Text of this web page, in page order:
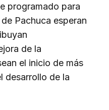
programado para
Pachuca esperan
de la
el inicio de más
desarrollo de la